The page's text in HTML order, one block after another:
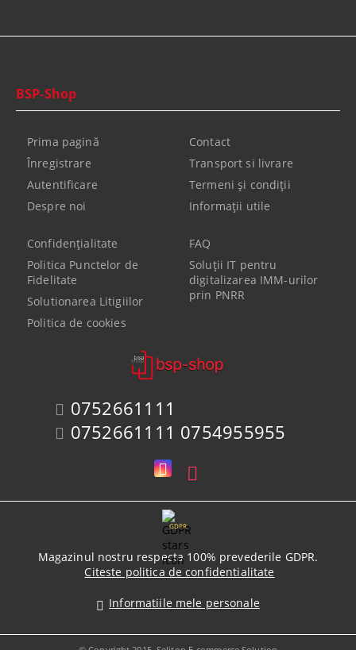
0752661111
0752661111 0754955955
BSP-Shop
Prima pagină
Înregistrare
Autentificare
Despre noi
Contact
Transport si livrare
Termeni şi condiţii
Informaţii utile
Confidenţialitate
Politica Punctelor de
Fidelitate
Solutionarea Litigiilor
Politica de cookies
FAQ
Soluții IT pentru
digitalizarea IMM-urilor
prin PNRR
GDPR
Magazinul nostru respecta 100% prevederile GDPR.
Citeste politica de confidentialitate
Informatiile mele personale